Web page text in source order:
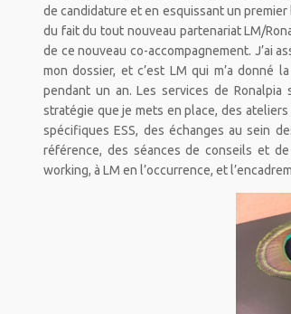
de candidature et en esquissant un premier
du fait du tout nouveau partenariat LM/
de ce nouveau co-accompagnement. J’ai
mon dossier, et c’est LM qui m’a donné
pendant un an. Les services de
stratégie que je mets en place, des
spécifiques ESS, des échanges au sein
référence, des séances de conseils et
working, à LM en l’occurrence, et